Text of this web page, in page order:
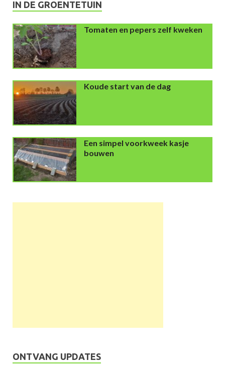
IN DE GROENTETUIN
Tomaten en pepers zelf kweken
Koude start van de dag
Een simpel voorkweek kasje
bouwen
ONTVANG UPDATES